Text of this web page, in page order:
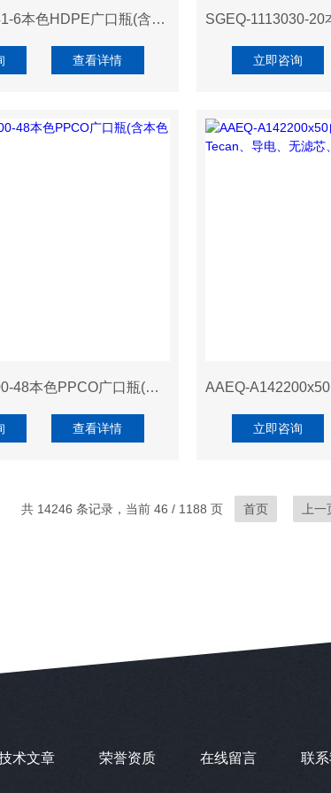
SGEQ-2120041-6本色HDPE广口瓶(含本色PP螺旋盖)
查看详情 立即咨询
SGEQ-2150500-48本色PPCO广口瓶(含本色PP螺旋盖)
查看详情 立即咨询
共 14246 条记录，当前 46 / 1188 页 首页 上一
术文章 荣誉资质 在线留言 联